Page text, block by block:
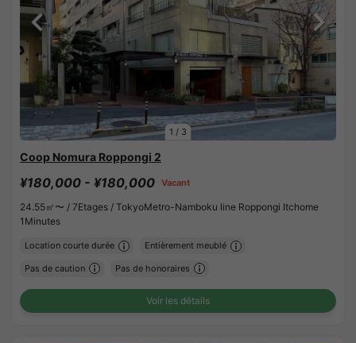
1 / 3
Coop Nomura Roppongi 2
¥180,000 - ¥180,000 Vacant
24.55㎡〜 / 7Etages / TokyoMetro-Namboku line Roppongi Itchome
1Minutes
Location courte durée Entièrement meublé
Pas de caution Pas de honoraires
Voir les détails